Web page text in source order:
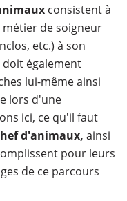
consistent à
de soigneur
etc.) à son
doit également
lui-même ainsi
lors d'une
ici, ce qu'il faut
d'animaux, ainsi
pour leurs
de ce parcours